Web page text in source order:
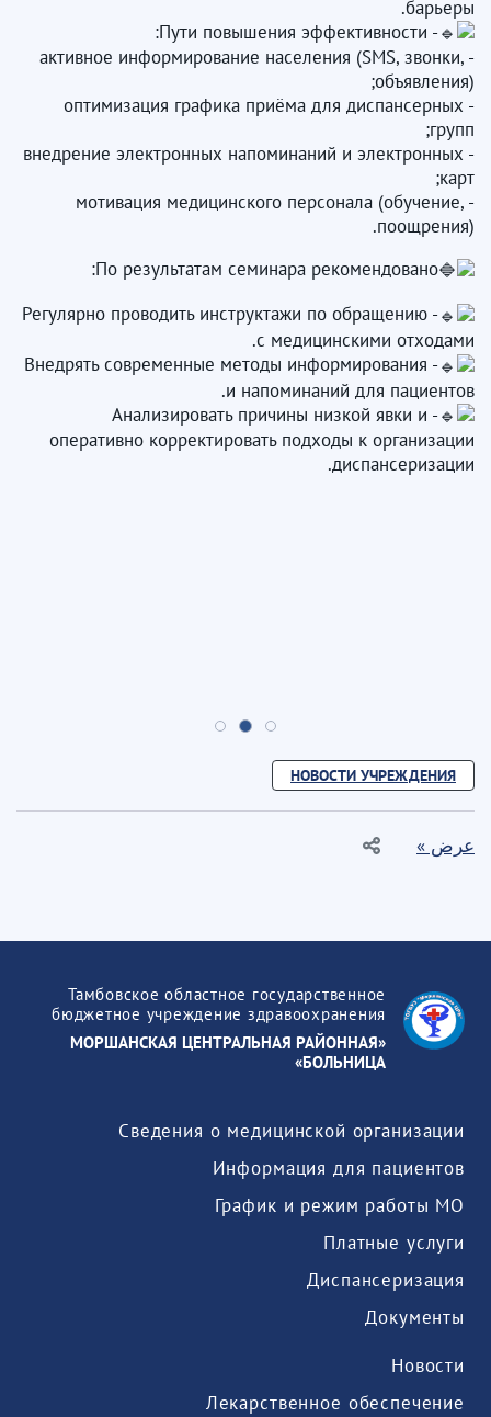
барьеры.
- Пути повышения эффективности:
- активное информирование населения (SMS, звонки,
объявления);
- оптимизация графика приёма для диспансерных
групп;
- внедрение электронных напоминаний и электронных
карт;
- мотивация медицинского персонала (обучение,
поощрения).
По результатам семинара рекомендовано:
- Регулярно проводить инструктажи по обращению
с медицинскими отходами.
- Внедрять современные методы информирования
и напоминаний для пациентов.
- Анализировать причины низкой явки и
оперативно корректировать подходы к организации
диспансеризации.
НОВОСТИ УЧРЕЖДЕНИЯ
عرض »
Тамбовское областное государственное
бюджетное учреждение здравоохранения
«МОРШАНСКАЯ ЦЕНТРАЛЬНАЯ РАЙОННАЯ
БОЛЬНИЦА»
Сведения о медицинской организации
Информация для пациентов
График и режим работы МО
Платные услуги
Диспансеризация
Документы
Новости
Лекарственное обеспечение